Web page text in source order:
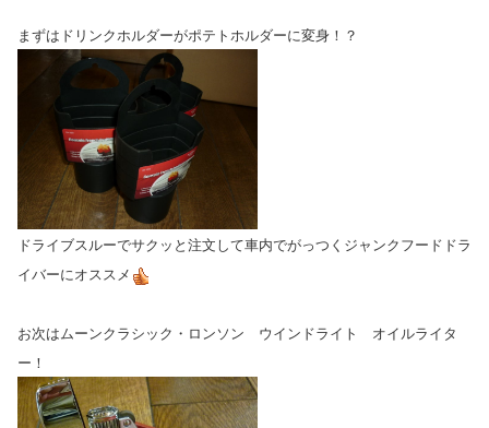
まずはドリンクホルダーがポテトホルダーに変身！？
ドライブスルーでサクッと注文して車内でがっつくジャンクフードドラ
イバーにオススメ
お次はムーンクラシック・ロンソン ウインドライト オイルライタ
ー！